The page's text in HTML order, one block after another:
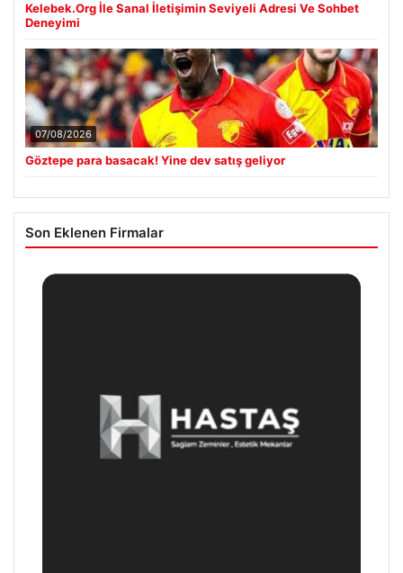
Kelebek.Org İle Sanal İletişimin Seviyeli Adresi Ve Sohbet
Deneyimi
07/08/2026
Göztepe para basacak! Yine dev satış geliyor
Son Eklenen Firmalar